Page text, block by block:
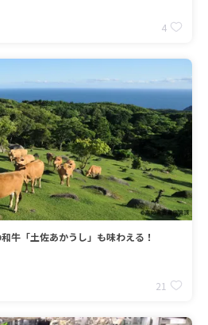
4
牛「土佐あかうし」も味わえる！
21